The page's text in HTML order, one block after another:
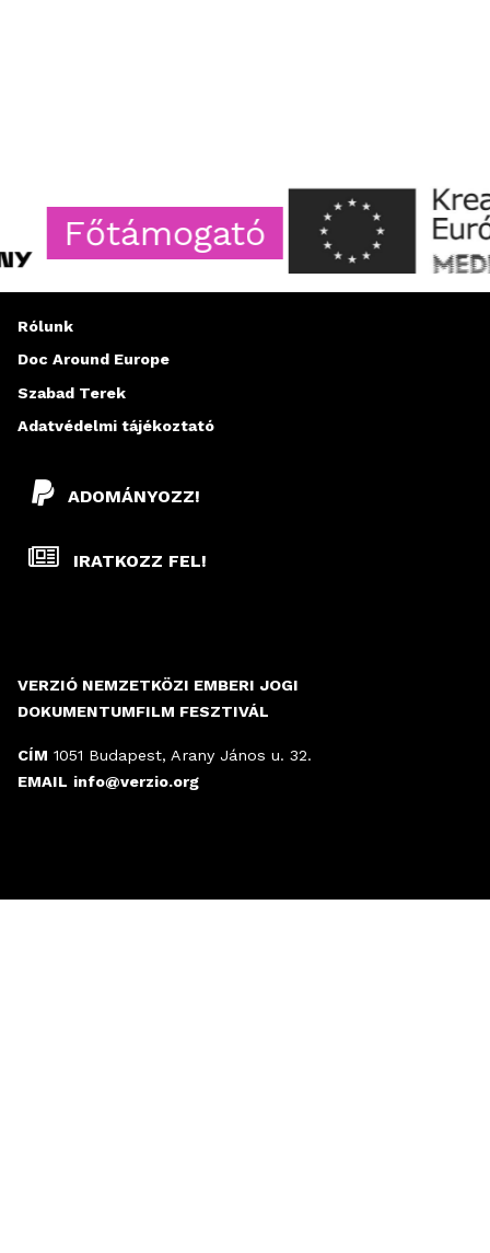
VERZIÓ NEMZETKÖZI EMBERI JOGI
DOKUMENTUMFILM FESZTIVÁL
CÍM 1051 Budapest, Arany János u. 32.
EMAIL info@verzio.org
ADOMÁNYOZZ!
IRATKOZZ FEL!
Rólunk
Doc Around Europe
Szabad Terek
Adatvédelmi tájékoztató